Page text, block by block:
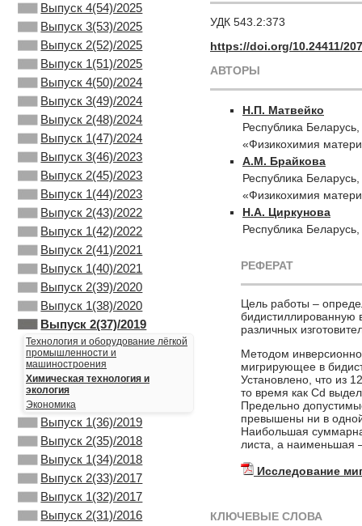
Выпуск 4(54)/2025
Выпуск 3(53)/2025
Выпуск 2(52)/2025
Выпуск 1(51)/2025
Выпуск 4(50)/2024
Выпуск 3(49)/2024
Выпуск 2(48)/2024
Выпуск 1(47)/2024
Выпуск 3(46)/2023
Выпуск 2(45)/2023
Выпуск 1(44)/2023
Выпуск 2(43)/2022
Выпуск 1(42)/2022
Выпуск 2(41)/2021
Выпуск 1(40)/2021
Выпуск 2(39)/2020
Выпуск 1(38)/2020
Выпуск 2(37)/2019
Технология и оборудование лёгкой
промышленности и
машиностроения
Химическая технология и
экология
Экономика
Выпуск 1(36)/2019
Выпуск 2(35)/2018
Выпуск 1(34)/2018
Выпуск 2(33)/2017
Выпуск 1(32)/2017
Выпуск 2(31)/2016
УДК 543.2:373
https://doi.org/10.24411/
АВТОРЫ
Н.П. Матвейко
Республика
«Физикохимия
А.М. Брайкова
Республика
«Физикохимия
Н.А. Циркунова
Республика
РЕФЕРАТ
Цель работы –
бидистиллированную
различных
Методом
мигрирующее в
Установлено, что из
то время как Cd
Предельно
превышены ни в
Наибольшая
листа, а наименьшая
Исследование
КЛЮЧЕВЫЕ СЛОВА